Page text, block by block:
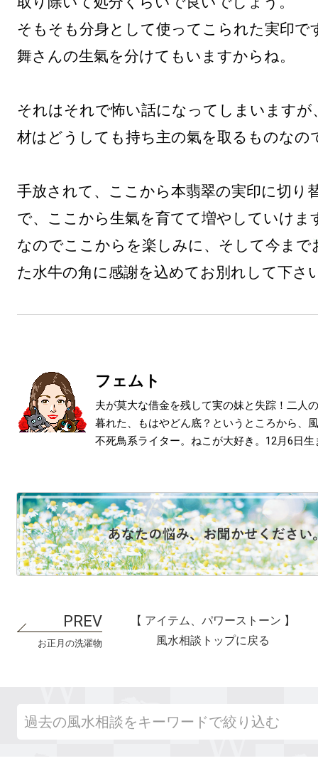
そもそも分身として使ってこられた実印で
舞さんの生氣を分けてもいますからね。
それはそれで怖い話になってしまいますが
材はどうしても持ち主の氣を取るものなの
手放されて、ここから本翡翠の実印に切り
で、ここから生氣を育てて増やしていけま
なのでここからを楽しみに、そして今まで
た水牛の角に感謝を込めてお別れして下さ
フェムト
夫が莫大な借金を残して実の妹と失踪！二人
暮れた、もはやどん底？というところから、
不死鳥系ライター。ねこが大好き。12月6日生
お正月の洗濯物
【 アイテム、パワーストーン 】
風水相談トップに戻る